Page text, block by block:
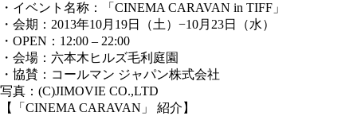
・イベント名称：「CINEMA CARAVAN in TIFF」
・会期：2013年10月19日（土）−10月23日（水）
・OPEN：12:00 – 22:00
・会場：六本木ヒルズ毛利庭園
・協賛：コールマン ジャパン株式会社
写真：(C)JIMOVIE CO.,LTD
【「CINEMA CARAVAN」 紹介】